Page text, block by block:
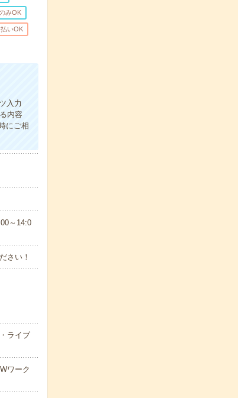
みOK
払いOK
入力
内容
にご相
～14:0
さい！
ライブ
ワーク